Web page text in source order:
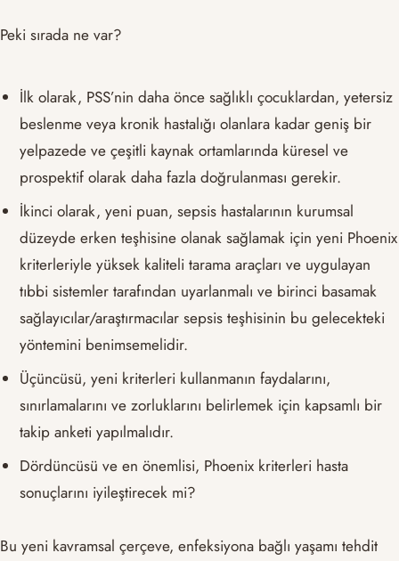
Peki sırada ne var?
İlk olarak, PSS’nin daha önce sağlıklı çocuklardan, yetersiz
beslenme veya kronik hastalığı olanlara kadar geniş bir
yelpazede ve çeşitli kaynak ortamlarında küresel ve
prospektif olarak daha fazla doğrulanması gerekir.
İkinci olarak, yeni puan, sepsis hastalarının kurumsal
düzeyde erken teşhisine olanak sağlamak için yeni Phoenix
kriterleriyle yüksek kaliteli tarama araçları ve uygulayan
tıbbi sistemler tarafından uyarlanmalı ve birinci basamak
sağlayıcılar/araştırmacılar sepsis teşhisinin bu gelecekteki
yöntemini benimsemelidir.
Üçüncüsü, yeni kriterleri kullanmanın faydalarını,
sınırlamalarını ve zorluklarını belirlemek için kapsamlı bir
takip anketi yapılmalıdır.
Dördüncüsü ve en önemlisi, Phoenix kriterleri hasta
sonuçlarını iyileştirecek mi?
Bu yeni kavramsal çerçeve, enfeksiyona bağlı yaşamı tehdit